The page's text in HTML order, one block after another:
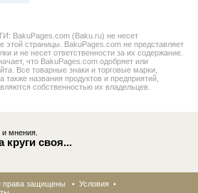
(Baku.ru) не несет
этой страницы. BakuPages.com не представляет
и не несет ответственности за их содержание.
что BakuPages.com одобряет или
Все товарные знаки и торговые марки,
названия продуктов и предприятий,
собственностью их владельцев.
мнения.
круги своя...
права защищены • Условия •